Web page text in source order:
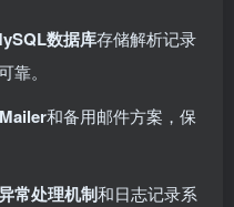
数据库存储解析记录
。
和备用邮件方案，保
常处理机制和日志记录系